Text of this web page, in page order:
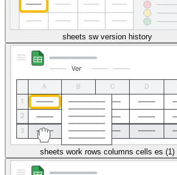
sheets sw version history
sheets work rows columns cells es (1)